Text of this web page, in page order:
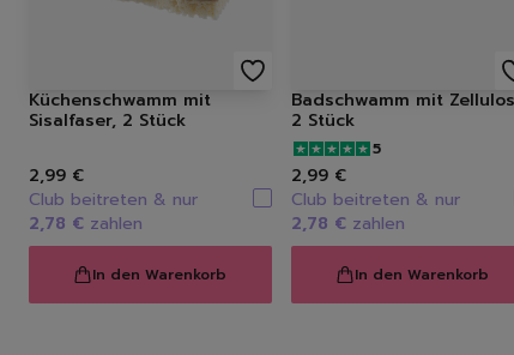
Küchenschwamm mit
Sisalfaser, 2 Stück
2,99 €
Club beitreten & nur
2,78 € zahlen
In den Warenkorb
Badschwamm mit
2 Stück
5
2,99 €
Club beitreten & nur
2,78 €zahlen
In den Warenkorb